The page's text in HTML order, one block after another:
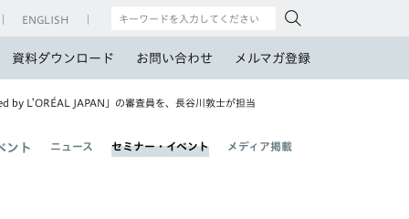
資料ダウンロード お問い合わせ メルマガ登録
ENGLISH
L’ORÉAL JAPAN」の審査員を、長谷川敦士が担当
ント ニュース セミナー・イベント メディア掲載